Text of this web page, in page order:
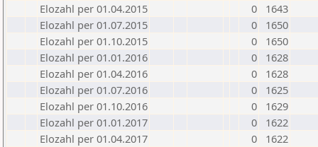
Elozahl per 01.04.2015
0
1643
Elozahl per 01.07.2015
0
1650
Elozahl per 01.10.2015
0
1650
Elozahl per 01.01.2016
0
1628
Elozahl per 01.04.2016
0
1628
Elozahl per 01.07.2016
0
1625
Elozahl per 01.10.2016
0
1629
Elozahl per 01.01.2017
0
1622
Elozahl per 01.04.2017
0
1622